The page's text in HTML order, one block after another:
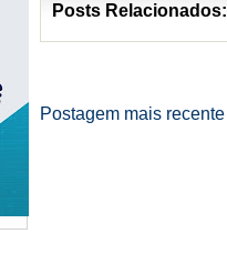
Posts Relacionados:
Postagem mais recente